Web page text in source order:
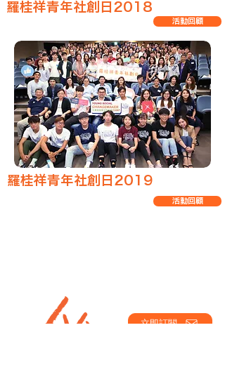
​羅桂祥青年社創日2018
活動回顧
​羅桂祥青年社創日2019
活動回顧
立即訂閱